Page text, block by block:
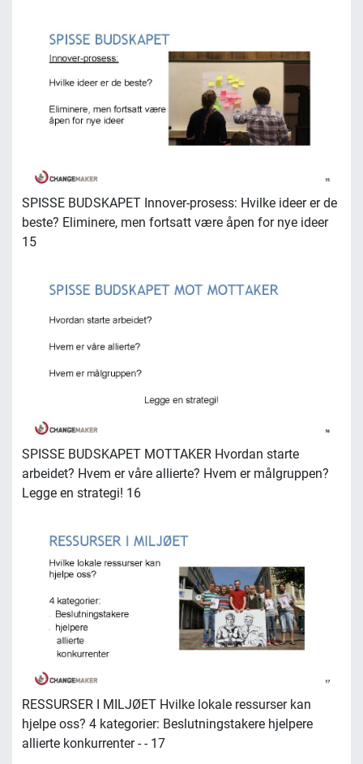
SPISSE BUDSKAPET Innover-prosess: Hvilke ideer er de
beste? Eliminere, men fortsatt være åpen for nye ideer
15
SPISSE BUDSKAPET MOTTAKER Hvordan starte
arbeidet? Hvem er våre allierte? Hvem er målgruppen?
Legge en strategi! 16
RESSURSER I MILJØET Hvilke lokale ressurser kan
hjelpe oss? 4 kategorier: Beslutningstakere hjelpere
allierte konkurrenter - - 17